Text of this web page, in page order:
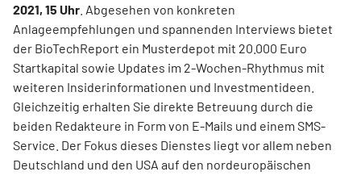
2021, 15 Uhr . Abgesehen von konkreten
Anlageempfehlungen und spannenden Interviews bietet
der BioTechReport ein Musterdepot mit 20.000 Euro
Startkapital sowie Updates im 2-Wochen-Rhythmus mit
weiteren Insiderinformationen und Investmentideen.
Gleichzeitig erhalten Sie direkte Betreuung durch die
beiden Redakteure in Form von E-Mails und einem SMS-
Service. Der Fokus dieses Dienstes liegt vor allem neben
Deutschland und den USA auf den nordeuropäischen